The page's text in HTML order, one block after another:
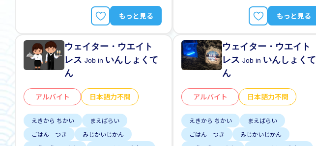
もっと見る もっと見る
ウェイター・ウエイト
レスJob in いんしょくて
ん
アルバイト 日本語力不問
えきから ちかい
まえばらい
ごはん つき
みじかいじかん
ウェイター・ウエイト
レスJob in いんしょくて
ん
アルバイト 日本語力不問
えきから ちかい
まえばらい
ごはん つき
みじかいじかん